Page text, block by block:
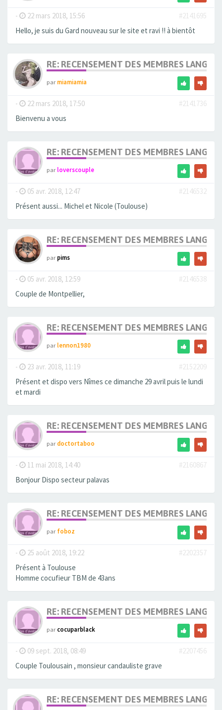
- 22 mars 2018, 15:56
#2141695
Hello, je suis du Gard nouveau sur le site et ravi !! à bientôt
RE: RECENSEMENT DES MEMBRES
parmiamiamia
- 22 mars 2018, 17:50
#2141736
Bienvenu a vous
RE: RECENSEMENT DES MEMBRES
parloverscouple
- 05 avr. 2018, 12:47
#2146532
Présent aussi... Michel et Nicole (Toulouse)
RE: RECENSEMENT DES MEMBRES
parpims
- 05 avr. 2018, 12:59
#2146538
Couple de Montpellier,
RE: RECENSEMENT DES MEMBRES
parlennon1980
- 23 avr. 2018, 11:19
#2152209
Présent et dispo vers Nîmes ce dimanche 29 avril puis le lundi
et mardi
RE: RECENSEMENT DES MEMBRES
pardoctortaboo
- 11 mai 2018, 14:40
#2160867
Bonjour Dispo secteur palavas
RE: RECENSEMENT DES MEMBRES
parfoboz
- 25 août 2018, 19:22
#2202357
Présent à Toulouse
Homme cocufieur TBM de 43ans
RE: RECENSEMENT DES MEMBRES
parcocuparblack
- 09 sept. 2018, 08:49
#2207456
Couple Toulousain , monsieur candauliste grave
RE: RECENSEMENT DES MEMBRES